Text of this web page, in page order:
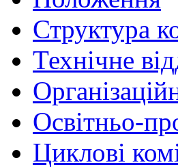
Структура
Технічне
Освітньо-
Циклові